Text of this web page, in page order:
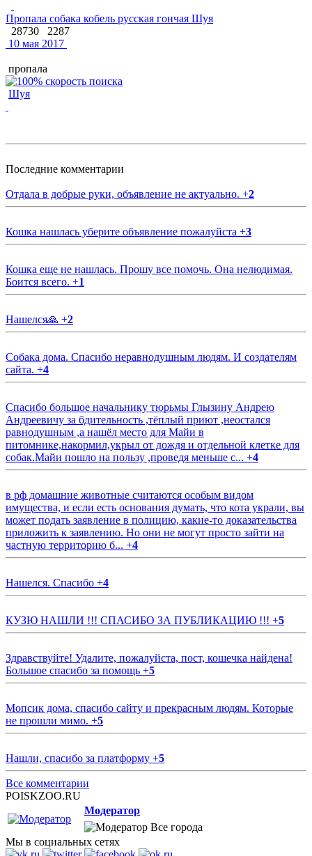
Пропала собака кобель русская гончая Шуя
28730
2287
10 мая 2017
пропала
Шуя
Последние комментарии
Отдала в добрые руки, объявление не актуально. +2
Кошка нашлась уберите объявление пожалуйста +3
Кошка еще не нашлась. Прошу все помочь. Она нелюдимая.
Боится всего. +1
Нашелся🙏 +2
Собака дома. Спасибо неравнодушным людям. И создателям
сайта. +4
Спасибо большое начальнику тюрьмы Глызину Андрею
Андреевичу за бдительность ,тёплый приют ,неостался
равнодушным ,а нашёл место для Майи в
питомнике,накормил,укрыл от дождя и отдельной клетке для
собак.Майи пошло на пользу ,проведя меньше с... +4
в рф домашние животные считаются особым видом
имущества, и если есть основания думать, что кота украли, вы
может подать заявление в полицию, какие-то доказательства
приложить к заявлению. Но они не могут просто зайти на
частную территорию б... +4
Нашелся. Спасибо +4
КУЗЮ НАШЛИ !!! СПАСИБО ЗА ПУБЛИКАЦИЮ !!! +5
Здравствуйте! Удалите, пожалуйста, пост, кошечка найдена!
Большое спасибо за помощь +5
Мопсик дома, спасибо сайту и прекрасным людям. Которые
не прошли мимо. +5
Нашли, спасибо за платформу +5
Все комментарии
POISKZOO.RU
Модератор
Все города
Мы в социальных сетях